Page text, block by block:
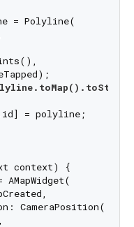
= Polyline(
= polyline;
context) {
AMapWidget(
CameraPosition(